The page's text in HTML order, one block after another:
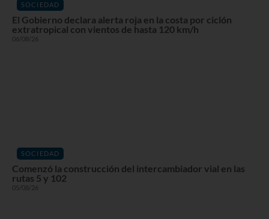
SOCIEDAD
El Gobierno declara alerta roja en la costa por ciclón
extratropical con vientos de hasta 120 km/h
06/08/26
SOCIEDAD
Comenzó la construcción del intercambiador vial en las
rutas 5 y 102
05/08/26